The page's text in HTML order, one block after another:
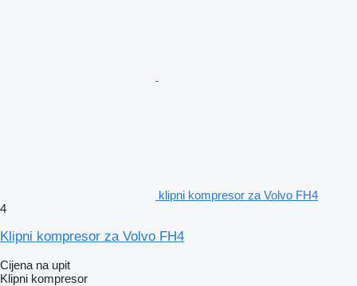
klipni kompresor za Volvo FH4
4
Klipni kompresor za Volvo FH4
Cijena na upit
Klipni kompresor